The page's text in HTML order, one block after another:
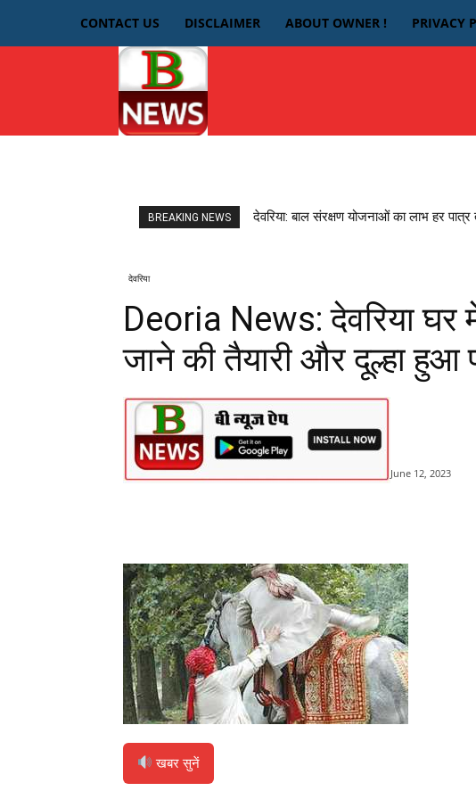
CONTACT US DISCLAIMER ABOUT OWNER ! PRIVACY
BREAKING NEWS देवरिया: बाल संरक्षण योजनाओं का लाभ हर
देवरिया
Deoria News: देवरिया घर
जाने की तैयारी और दूल्हा हुआ
June 12, 2023
खबर सुनें